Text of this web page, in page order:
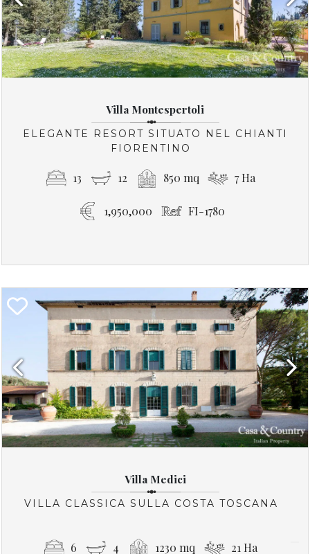
Villa Montespertoli
ELEGANTE RESORT SITUATO NEL CHIANTI
FIORENTINO
13 12 850 mq 7 Ha
1,950,000 FI-1780
Previous Next
Villa Medici
VILLA CLASSICA SULLA COSTA TOSCANA
6 4 1230 mq 21 Ha